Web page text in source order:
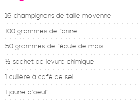
16 champignons de taille moyenne
100 grammes de farine
50 grammes de fécule de maïs
½ sachet de levure chimique
1 cuillère à café de sel
1 jaune d’oeuf